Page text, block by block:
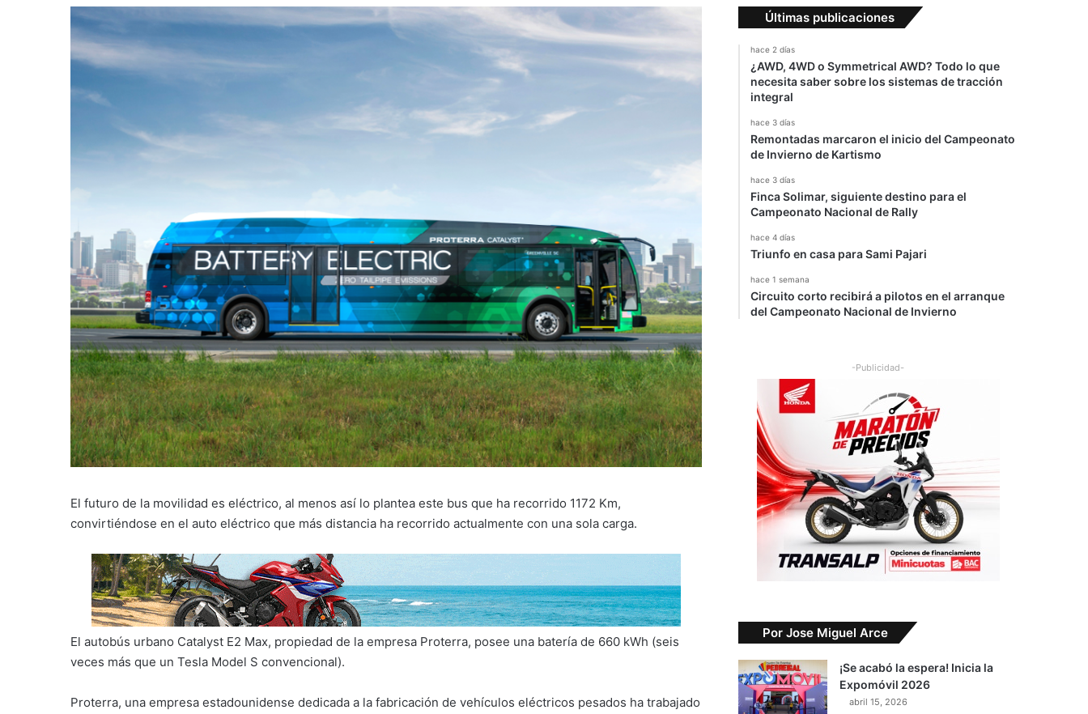
El futuro de la movilidad es eléctrico, al menos así lo plantea este bus que ha recorrido 1172 Km,
convirtiéndose en el auto eléctrico que más distancia ha recorrido actualmente con una sola carga.
El autobús urbano Catalyst E2 Max, propiedad de la empresa Proterra, posee una batería de 660 kWh (seis
veces más que un Tesla Model S convencional).
Proterra, una empresa estadounidense dedicada a la fabricación de vehículos eléctricos pesados ha trabajado
Últimas publicaciones
hace 2 días
¿AWD, 4WD o Symmetrical AWD? Todo lo que
necesita saber sobre los sistemas de tracción
integral
hace 3 días
Remontadas marcaron el inicio del Campeonato
de Invierno de Kartismo
hace 3 días
Finca Solimar, siguiente destino para el
Campeonato Nacional de Rally
hace 4 días
Triunfo en casa para Sami Pajari
hace 1 semana
Circuito corto recibirá a pilotos en el arranque
del Campeonato Nacional de Invierno
-Publicidad-
Por Jose Miguel Arce
¡Se acabó la espera! Inicia la
Expomóvil 2026
abril 15, 2026